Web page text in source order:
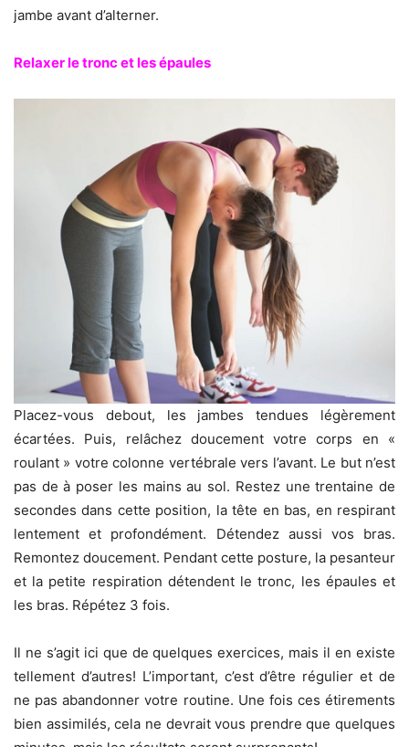
jambe avant d’alterner.
Relaxer le tronc et les épaules
Placez-vous debout, les jambes tendues légèrement
écartées. Puis, relâchez doucement votre corps en «
roulant » votre colonne vertébrale vers l’avant. Le but n’est
pas de à poser les mains au sol. Restez une trentaine de
secondes dans cette position, la tête en bas, en respirant
lentement et profondément. Détendez aussi vos bras.
Remontez doucement. Pendant cette posture, la pesanteur
et la petite respiration détendent le tronc, les épaules et
les bras. Répétez 3 fois.
Il ne s’agit ici que de quelques exercices, mais il en existe
tellement d’autres! L’important, c’est d’être régulier et de
ne pas abandonner votre routine. Une fois ces étirements
bien assimilés, cela ne devrait vous prendre que quelques